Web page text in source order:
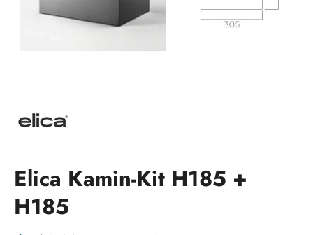
Elica Kamin-Kit H185 +
H185